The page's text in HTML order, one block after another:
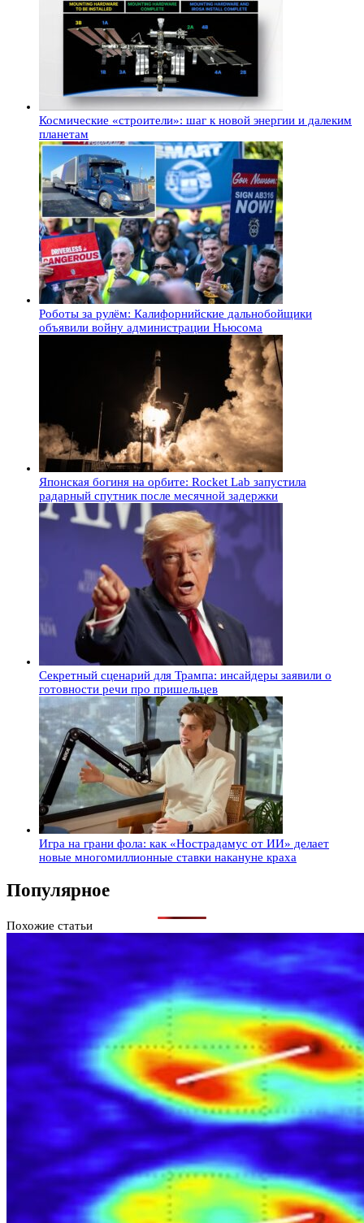
Космические «строители»: шаг к новой энергии и далеким
планетам
Роботы за рулём: Калифорнийские дальнобойщики
объявили войну администрации Ньюсома
Японская богиня на орбите: Rocket Lab запустила
радарный спутник после месячной задержки
Секретный сценарий для Трампа: инсайдеры заявили о
готовности речи про пришельцев
Игра на грани фола: как «Нострадамус от ИИ» делает
новые многомиллионные ставки накануне краха
Популярное
Похожие статьи